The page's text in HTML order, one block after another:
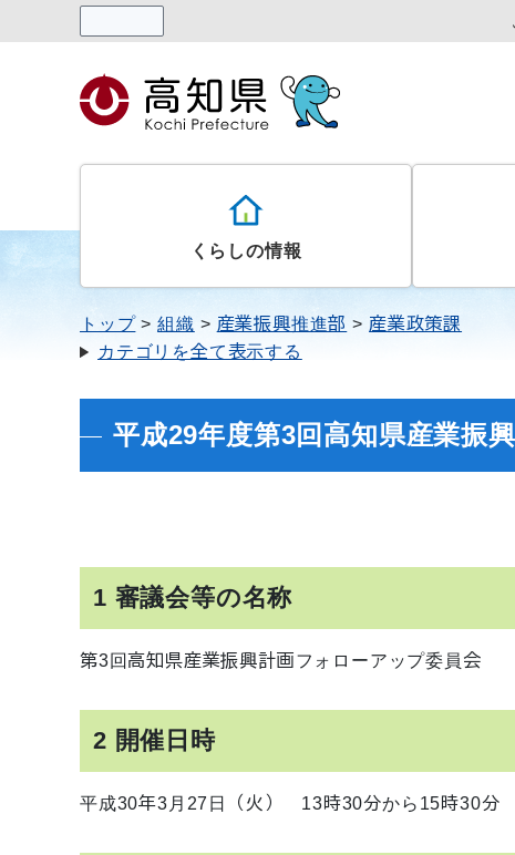
くらしの情報
トップ 組織 産業振興推進部
産業政策課
カテゴリを全て表示する
平成29年度第3回高知県産業振
1 審議会等の名称
第3回高知県産業振興計画フォローアップ委員会
2 開催日時
平成30年3月27日（火） 13時30分から15時30分